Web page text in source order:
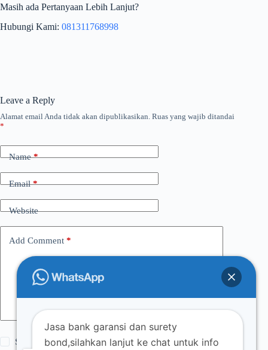
Masih ada Pertanyaan Lebih Lanjut?
Hubungi Kami: 081311768998
Leave a Reply
Alamat email Anda tidak akan dipublikasikan. Ruas yang wajib ditandai
*
Name*
Email*
Website
Add Comment *
Save my name, email and website in this browser for the
Jasa bank garansi dan surety
bond,silahkan lanjut ke chat untuk info